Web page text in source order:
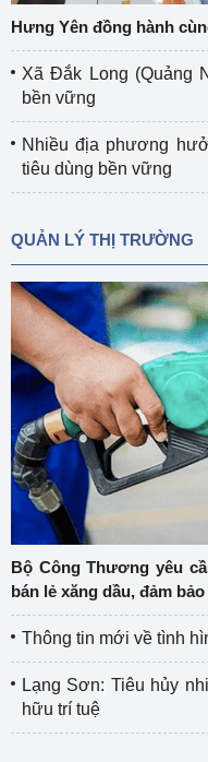
Hưng Yên đồng hành
Xã Đắk Long (Quảng
bền vững
Nhiều địa phương
tiêu dùng bền vững
QUẢN LÝ THỊ TRƯỜNG
Bộ Công Thương yêu
bán lẻ xăng dầu, đảm
Thông tin mới về tình
Lạng Sơn: Tiêu hủy
hữu trí tuệ